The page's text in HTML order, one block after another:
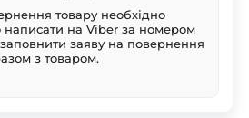
товару необхідно
написати на Viber за номером
заяву на повернення
з товаром.